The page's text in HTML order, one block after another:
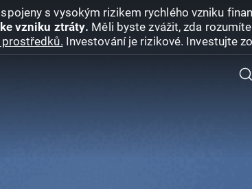
s vysokým rizikem rychlého vzniku
vzniku ztráty. Měli byste zvážit, zda
Investování je rizikové. Investujte